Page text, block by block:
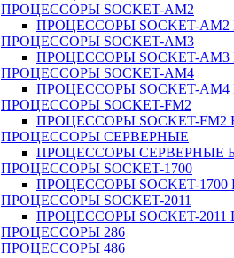
ПРОЦЕССОРЫ SOCKET-AM2
ПРОЦЕССОРЫ SOCKET-AM2
ПРОЦЕССОРЫ SOCKET-AM3
ПРОЦЕССОРЫ SOCKET-AM3
ПРОЦЕССОРЫ SOCKET-AM4
ПРОЦЕССОРЫ SOCKET-AM4
ПРОЦЕССОРЫ SOCKET-FM2
ПРОЦЕССОРЫ SOCKET-FM2
ПРОЦЕССОРЫ СЕРВЕРНЫЕ
ПРОЦЕССОРЫ СЕРВЕРНЫЕ
ПРОЦЕССОРЫ SOCKET-1700
ПРОЦЕССОРЫ SOCKET-1700
ПРОЦЕССОРЫ SOCKET-2011
ПРОЦЕССОРЫ SOCKET-2011
ПРОЦЕССОРЫ 286
ПРОЦЕССОРЫ 486